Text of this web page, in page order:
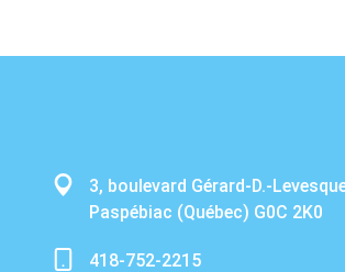
3, boulevard Gérard-D.-
Paspébiac (Québec) G0C 2K0
418-752-2215